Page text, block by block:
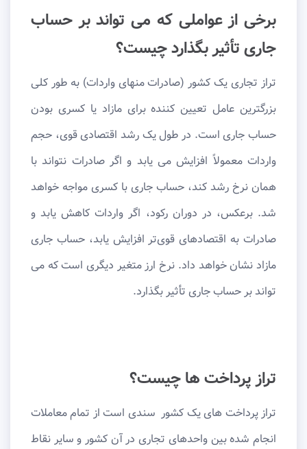
برخی از عواملی که می تواند بر حساب
جاری تأثیر بگذارد چیست؟
تراز تجاری یک کشور (صادرات منهای واردات) به طور کلی
بزرگترین عامل تعیین کننده برای مازاد یا کسری بودن
حساب جاری است. در طول یک رشد اقتصادی قوی، حجم
واردات معمولاً افزایش می یابد و اگر صادرات نتواند با
همان نرخ رشد کند، حساب جاری با کسری مواجه خواهد
شد. برعکس، در دوران رکود، اگر واردات کاهش یابد و
صادرات به اقتصادهای قوی‌تر افزایش یابد، حساب جاری
مازاد نشان خواهد داد. نرخ ارز متغیر دیگری است که می
تواند بر حساب جاری تأثیر بگذارد.
تراز پرداخت ها چیست؟
تراز پرداخت های یک کشور سندی است از تمام معاملات
انجام شده بین واحدهای تجاری در آن کشور و سایر نقاط